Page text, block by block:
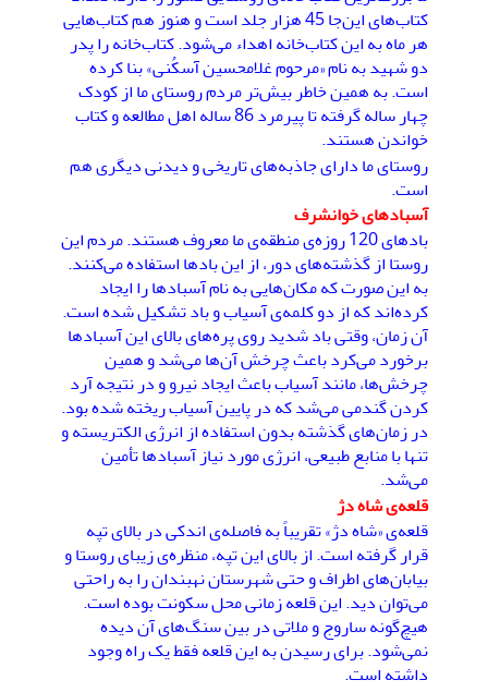
کتاب‌های این‌جا 45 هزار جلد است و هنوز هم کتاب‌هایی
هر ماه به این کتاب‌خانه اهداء می‌شود. کتاب‌خانه را پدر
دو شهید به نام «مرحوم غلامحسین آسکُنی» بنا کرده
است. به همین خاطر بیش‌تر مردم روستای ما از کودک
چهار ساله گرفته تا پیرمرد 86 ساله اهل مطالعه و کتاب
خواندن هستند.
روستای ما دارای جاذبه‌های تاریخی و دیدنی دیگری هم
است.
آسبادهای خوانشرف
بادهای 120 روزه‌ی منطقه‌ی ما معروف هستند. مردم این
روستا از گذشته‌های دور، از این بادها استفاده می‌کنند.
به این صورت که مکان‌هایی به نام آسبادها را ایجاد
کرده‌اند که از دو کلمه‌ی آسیاب و باد تشکیل شده است.
آن زمان، وقتی باد شدید روی پره‌های بالای این آسبادها
برخورد می‌کرد باعث چرخش آن‌ها می‌شد و همین
چرخش‌ها، مانند آسیاب باعث ایجاد نیرو و در نتیجه آرد
کردن گندمی می‌شد که در پایین آسیاب ریخته شده بود.
در زمان‌های گذشته بدون استفاده از انرژی الکتریسته و
تنها با منابع طبیعی، انرژی مورد نیاز آسبادها تأمین
می‌شد.
قلعه‌ی شاه دژ
قلعه‌ی «شاه دژ» تقریباً به فاصله‌ی اندکی در بالای تپه
قرار گرفته است. از بالای این تپه، منظره‌ی زیبای روستا و
بیابان‌های اطراف و حتی شهرستان نهبندان را به راحتی
می‌توان دید. این قلعه زمانی محل سکونت بوده است.
هیچ‌گونه ساروج و ملاتی در بین سنگ‌های آن دیده
نمی‌شود. برای رسیدن به این قلعه فقط یک راه وجود
داشته است.